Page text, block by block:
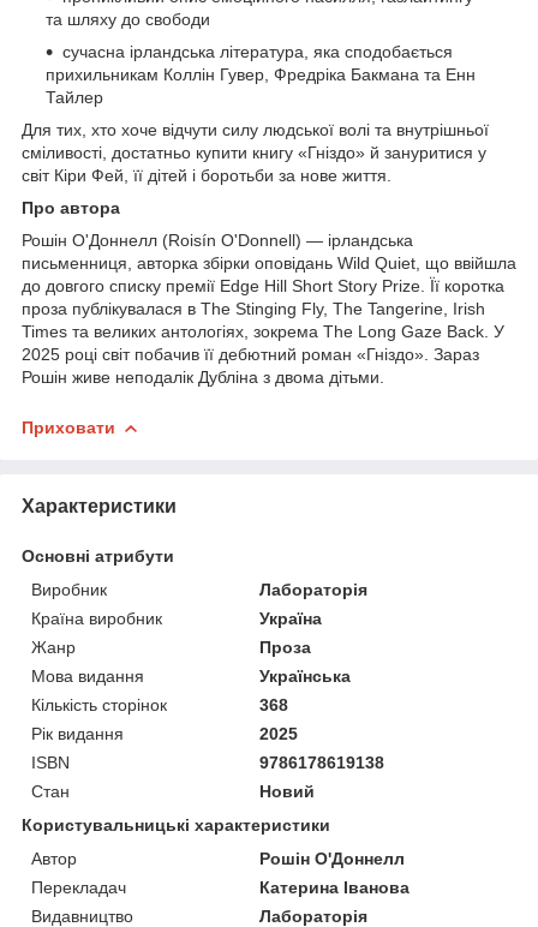
та шляху до свободи
сучасна ірландська література, яка сподобається
прихильникам Коллін Гувер, Фредріка Бакмана та Енн
Тайлер
Для тих, хто хоче відчути силу людської волі та внутрішньої
сміливості, достатньо купити книгу «Гніздо» й зануритися у
світ Кіри Фей, її дітей і боротьби за нове життя.
Про автора
Рошін О'Доннелл (Roisín O'Donnell) — ірландська
письменниця, авторка збірки оповідань Wild Quiet, що ввійшла
до довгого списку премії Edge Hill Short Story Prize. Її коротка
проза публікувалася в The Stinging Fly, The Tangerine, Irish
Times та великих антологіях, зокрема The Long Gaze Back. У
2025 році світ побачив її дебютний роман «Гніздо». Зараз
Рошін живе неподалік Дубліна з двома дітьми.
Приховати
Характеристики
Основні атрибути
Виробник
Лабораторія
Країна виробник
Україна
Жанр
Проза
Мова видання
Українська
Кількість сторінок
368
Рік видання
2025
ISBN
9786178619138
Стан
Новий
Користувальницькі характеристики
Автор
Рошін О'Доннелл
Перекладач
Катерина Іванова
Видавництво
Лабораторія